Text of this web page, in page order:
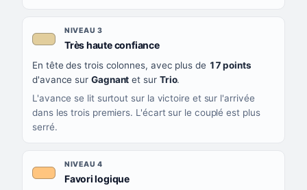
NIVEAU 3
Très haute confiance, couleur beige
En tête des trois colonnes, avec plus de 17 points
d'avance sur Gagnant et sur Trio.
L'avance se lit surtout sur la victoire et sur l'arrivée
dans les trois premiers. L'écart sur le couplé est plus
serré.
NIVEAU 4
Favori logique, couleur orange clair